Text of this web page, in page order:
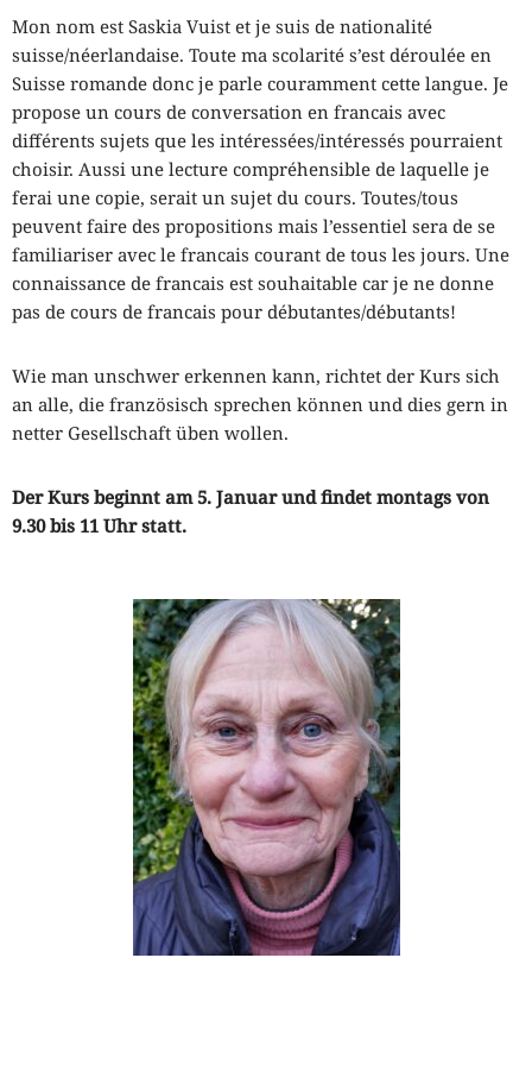
Mon nom est Saskia Vuist et je suis de nationalité
suisse/néerlandaise. Toute ma scolarité s’est déroulée en
Suisse romande donc je parle couramment cette langue. Je
propose un cours de conversation en francais avec
différents sujets que les intéressées/intéressés pourraient
choisir. Aussi une lecture compréhensible de laquelle je
ferai une copie, serait un sujet du cours. Toutes/tous
peuvent faire des propositions mais l’essentiel sera de se
familiariser avec le francais courant de tous les jours. Une
connaissance de francais est souhaitable car je ne donne
pas de cours de francais pour débutantes/débutants!
Wie man unschwer erkennen kann, richtet der Kurs sich
an alle, die französisch sprechen können und dies gern in
netter Gesellschaft üben wollen.
Der Kurs beginnt am 5. Januar und findet montags von
9.30 bis 11 Uhr statt.